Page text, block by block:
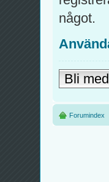
något.
Bli
Forumindex